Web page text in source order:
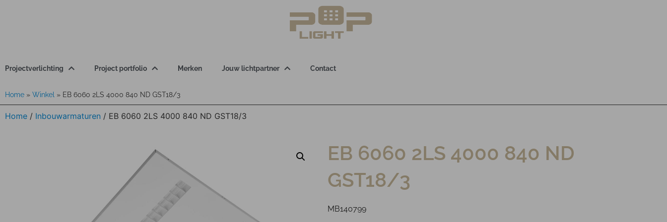
Projectverlichting Project portfolio Merken Jouw lichtpartner Contact
Home » Winkel » EB 6060 2LS 4000 840 ND GST18/3
Home / Inbouwarmaturen / EB 6060 2LS 4000 840 ND GST18/3
EB 6060 2LS 4000 840 ND
GST18/3
MB140799